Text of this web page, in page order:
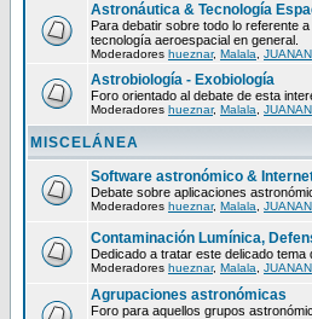
Astronáutica & Tecnología
Para debatir sobre todo lo referente
tecnología aeroespacial en general.
Moderadores hueznar, Malala JUANAN
Astrobiología - Exobiología
Foro orientado al debate de esta
Moderadores hueznar, Malala JUANAN
MISCELÁNEA
Software astronómico &
Debate sobre aplicaciones
Moderadores hueznar, Malala JUANAN
Contaminación Lumínica,
Dedicado a tratar este delicado
Moderadores hueznar, Malala JUANAN
Agrupaciones astronómicas
Foro para aquellos grupos